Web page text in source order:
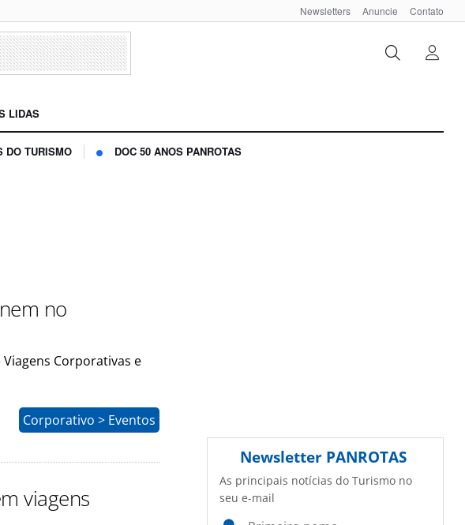
Newsletters Anuncie Contato
LIDAS
DO TURISMO DOC 50 ANOS PANROTAS
no
Corporativas e
Corporativo > Eventos
viagens
Newsletter PANROTAS
As principais notícias do Turismo no
seu e-mail